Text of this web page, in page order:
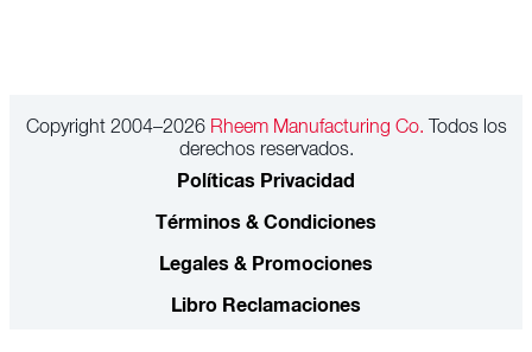
Copyright 2004–2026Rheem Manufacturing Co. Todos los
derechos reservados.
Políticas Privacidad
Términos & Condiciones
Legales & Promociones
Libro Reclamaciones